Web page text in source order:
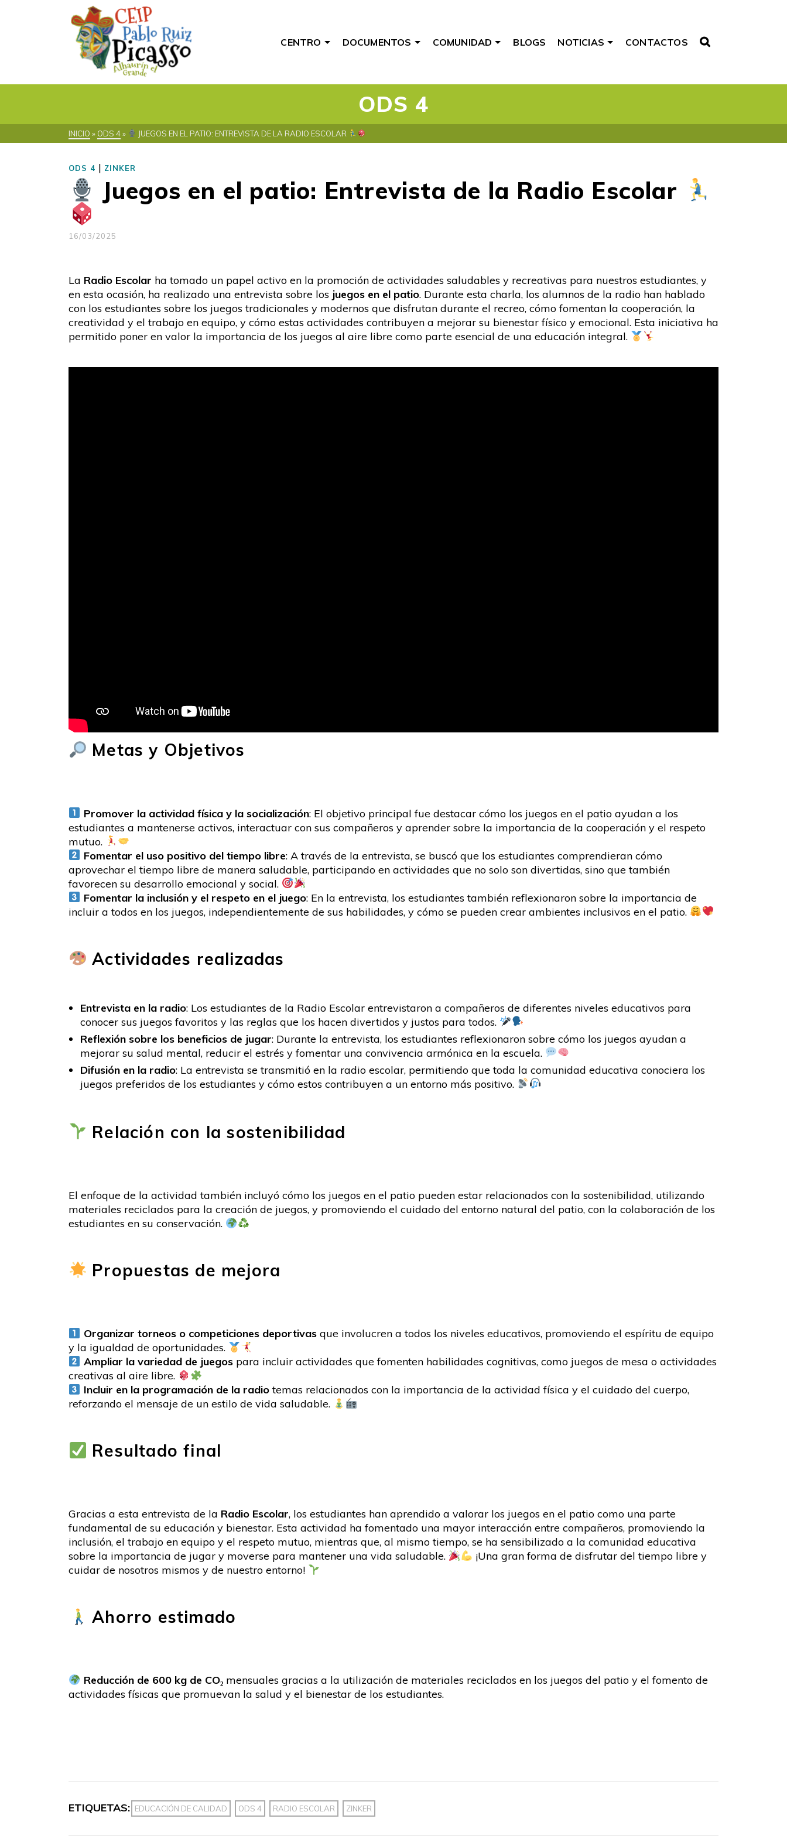
CENTRO DOCUMENTOS COMUNIDAD BLOGS NOTICIAS CONTACTOS
ODS 4
INICIO » ODS 4» JUEGOS EN EL PATIO: ENTREVISTA DE LA RADIO ESCOLAR
ODS 4 | ZINKER
Juegos en el patio: Entrevista de la Radio Escolar
16/03/2025
La Radio Escolar ha tomado un papel activo en la promoción de actividades saludables y recreativas para nuestros estudiantes, y
en esta ocasión, ha realizado una entrevista sobre los juegos en el patio. Durante esta charla, los alumnos de la radio han hablado
con los estudiantes sobre los juegos tradicionales y modernos que disfrutan durante el recreo, cómo fomentan la cooperación, la
creatividad y el trabajo en equipo, y cómo estas actividades contribuyen a mejorar su bienestar físico y emocional. Esta iniciativa ha
permitido poner en valor la importancia de los juegos al aire libre como parte esencial de una educación integral.
Metas y Objetivos
Promover la actividad física y la socialización: El objetivo principal fue destacar cómo los juegos en el patio ayudan a los
estudiantes a mantenerse activos, interactuar con sus compañeros y aprender sobre la importancia de la cooperación y el respeto
mutuo.
Fomentar el uso positivo del tiempo libre: A través de la entrevista, se buscó que los estudiantes comprendieran cómo
aprovechar el tiempo libre de manera saludable, participando en actividades que no solo son divertidas, sino que también
favorecen su desarrollo emocional y social.
Fomentar la inclusión y el respeto en el juego: En la entrevista, los estudiantes también reflexionaron sobre la importancia de
incluir a todos en los juegos, independientemente de sus habilidades, y cómo se pueden crear ambientes inclusivos en el patio.
Actividades realizadas
Entrevista en la radio: Los estudiantes de la Radio Escolar entrevistaron a compañeros de diferentes niveles educativos para
conocer sus juegos favoritos y las reglas que los hacen divertidos y justos para todos.
Reflexión sobre los beneficios de jugar: Durante la entrevista, los estudiantes reflexionaron sobre cómo los juegos ayudan a
mejorar su salud mental, reducir el estrés y fomentar una convivencia armónica en la escuela.
Difusión en la radio: La entrevista se transmitió en la radio escolar, permitiendo que toda la comunidad educativa conociera los
juegos preferidos de los estudiantes y cómo estos contribuyen a un entorno más positivo.
Relación con la sostenibilidad
El enfoque de la actividad también incluyó cómo los juegos en el patio pueden estar relacionados con la sostenibilidad, utilizando
materiales reciclados para la creación de juegos, y promoviendo el cuidado del entorno natural del patio, con la colaboración de los
estudiantes en su conservación.
Propuestas de mejora
Organizar torneos o competiciones deportivasque involucren a todos los niveles educativos, promoviendo el espíritu de equipo
y la igualdad de oportunidades.
Ampliar la variedad de juegospara incluir actividades que fomenten habilidades cognitivas, como juegos de mesa o actividades
creativas al aire libre.
Incluir en la programación de la radiotemas relacionados con la importancia de la actividad física y el cuidado del cuerpo,
reforzando el mensaje de un estilo de vida saludable.
Resultado final
Gracias a esta entrevista de la Radio Escolar, los estudiantes han aprendido a valorar los juegos en el patio como una parte
fundamental de su educación y bienestar. Esta actividad ha fomentado una mayor interacción entre compañeros, promoviendo la
inclusión, el trabajo en equipo y el respeto mutuo, mientras que, al mismo tiempo, se ha sensibilizado a la comunidad educativa
sobre la importancia de jugar y moverse para mantener una vida saludable.
¡Una gran forma de disfrutar del tiempo libre y
cuidar de nosotros mismos y de nuestro entorno!
Ahorro estimado
Reducción de 600 kg de CO₂mensuales gracias a la utilización de materiales reciclados en los juegos del patio y el fomento de
actividades físicas que promuevan la salud y el bienestar de los estudiantes.
ETIQUETAS: EDUCACIÓN DE CALIDAD ODS 4 RADIO ESCOLAR ZINKER